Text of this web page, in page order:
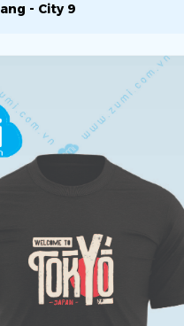
- City 9